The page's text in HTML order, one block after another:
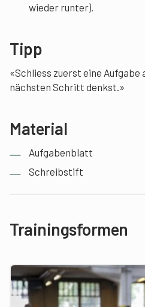
wieder runter).
Tipp
«Schliess zuerst eine Aufgabe
nächsten Schritt denkst.»
Material
Aufgabenblatt
Schreibstift
Trainingsformen